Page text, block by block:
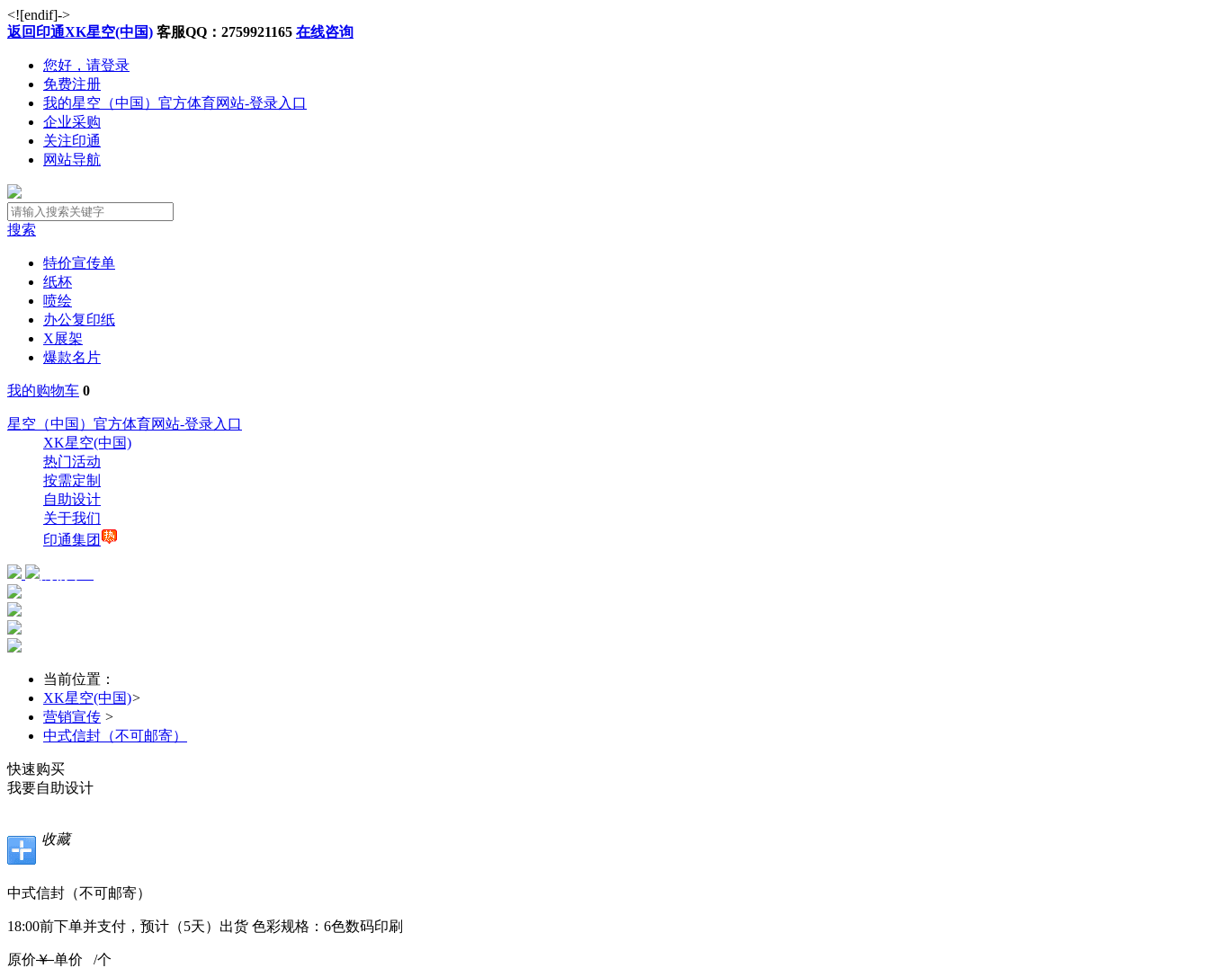
<![endif]->
返回印通XK星空(中国) 客服QQ：2759921165 在线咨询
您好，请登录
免费注册
我的星空（中国）官方体育网站-登录入口
企业采购
关注印通
网站导航
搜索
特价宣传单
纸杯
喷绘
办公复印纸
X展架
爆款名片
我的购物车 0
星空（中国）官方体育网站-登录入口
XK星空(中国)
热门活动
按需定制
自助设计
关于我们
印通集团
当前位置：
XK星空(中国)>
营销宣传 >
中式信封（不可邮寄）
快速购买
我要自助设计
收藏
中式信封（不可邮寄）
18:00前下单并支付， 预计（5天）出货 色彩规格： 6色数码印刷
原价￥单价
/个